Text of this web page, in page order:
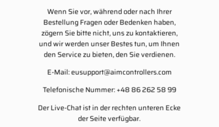
Wenn Sie vor, während oder nach Ihrer
Bestellung Fragen oder Bedenken haben,
zögern Sie bitte nicht, uns zu kontaktieren,
und wir werden unser Bestes tun, um Ihnen
den Service zu bieten, den Sie verdienen.
E-Mail:eusupport@aimcontrollers.com
Telefonische Nummer: +48 86 262 58 99
Der Live-Chat ist in der rechten unteren Ecke
der Seite verfügbar.